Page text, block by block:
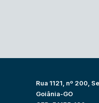
Rua 1121, nº 200,
Goiânia-GO